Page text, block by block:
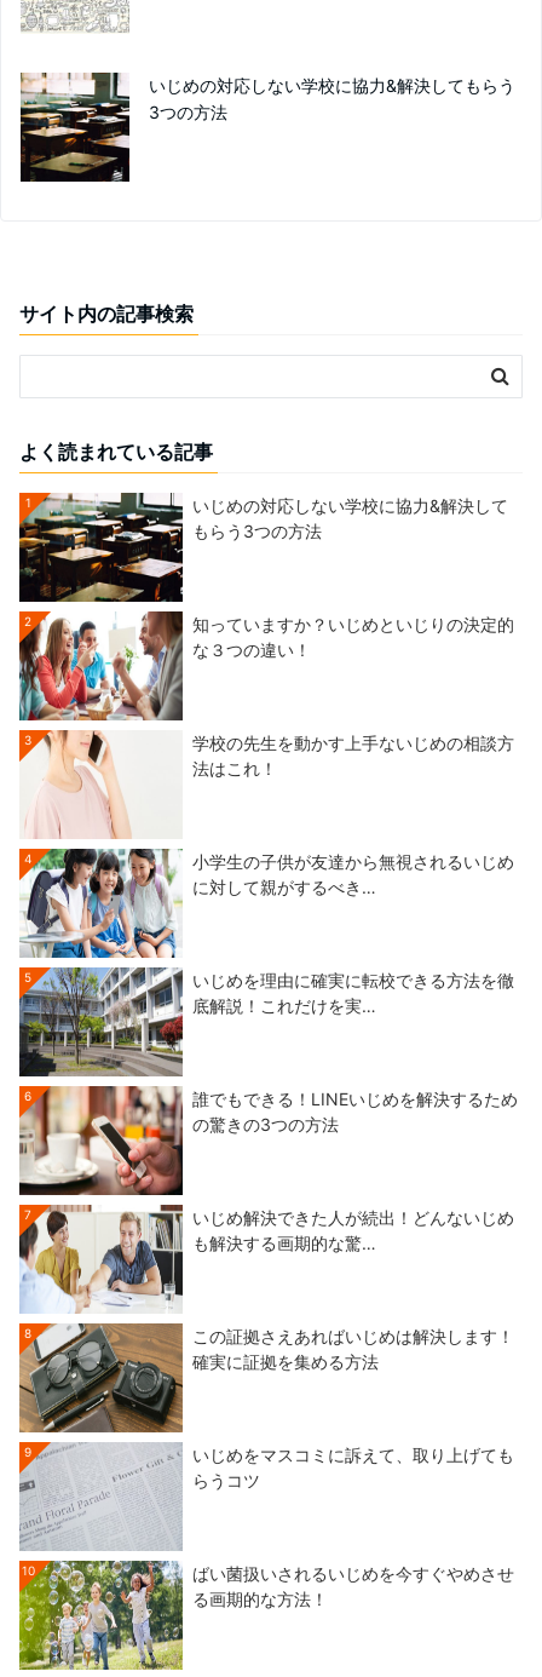
いじめの対応しない学校に協力&解決してもらう
3つの方法
サイト内の記事検索
よく読まれている記事
1
いじめの対応しない学校に協力&解決して
もらう3つの方法
2
知っていますか？いじめといじりの決定的
な３つの違い！
3
学校の先生を動かす上手ないじめの相談方
法はこれ！
4
小学生の子供が友達から無視されるいじめ
に対して親がするべき…
5
いじめを理由に確実に転校できる方法を徹
底解説！これだけを実…
6
誰でもできる！LINEいじめを解決するため
の驚きの3つの方法
7
いじめ解決できた人が続出！どんないじめ
も解決する画期的な驚…
8
この証拠さえあればいじめは解決します！
確実に証拠を集める方法
9
いじめをマスコミに訴えて、取り上げても
らうコツ
10
ばい菌扱いされるいじめを今すぐやめさせ
る画期的な方法！